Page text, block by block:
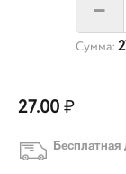
–
Сумма:
27.00₽
Бесплатная